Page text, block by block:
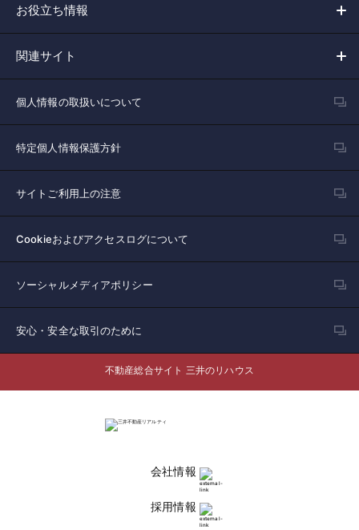
お役立ち情報
関連サイト
個人情報の取扱いについて
特定個人情報保護方針
サイトご利用上の注意
Cookieおよびアクセスログについて
ソーシャルメディアポリシー
安心・安全な取引のために
不動産総合サイト 三井のリハウス
会社情報
採用情報